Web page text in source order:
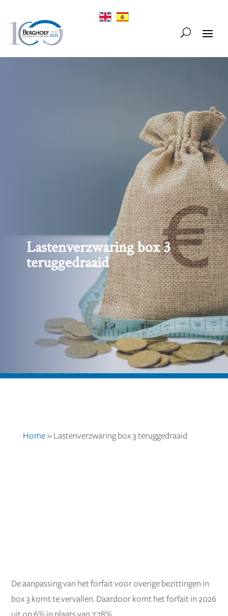
Lastenverzwaring box 3
teruggedraaid
Home» Lastenverzwaring box 3 teruggedraaid
De aanpassing van het forfait voor overige bezittingen in
box 3 komt te vervallen. Daardoor komt het forfait in 2026